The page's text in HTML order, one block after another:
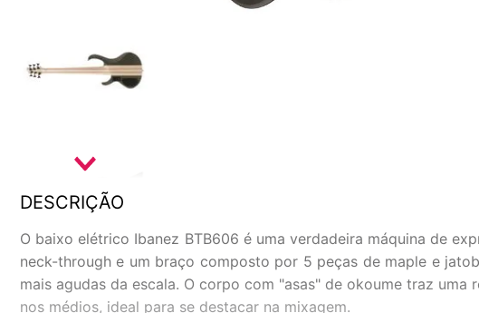
DESCRIÇÃO
O baixo elétrico Ibanez BTB606 é uma verdadeira máquina de
neck-through e um braço composto por 5 peças de maple e
mais agudas da escala. O corpo com "asas" de okoume traz
nos médios, ideal para se destacar na mixagem.